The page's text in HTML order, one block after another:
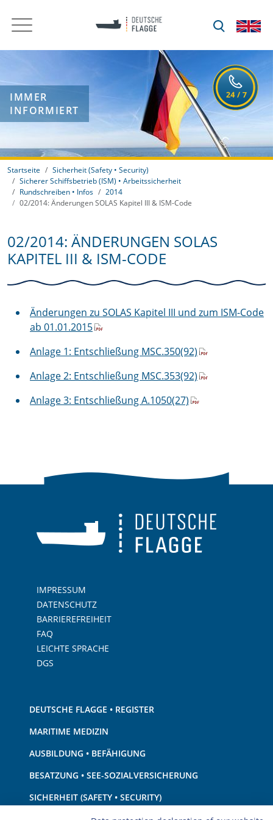
IMMER
INFORMIERT
Startseite
Sicherheit (Safety • Security)
Sicherer Schiffsbetrieb (ISM) • Arbeitssicherheit
Rundschreiben • Infos
2014
02/2014: Änderungen SOLAS Kapitel III & ISM-Code
02/2014: ÄNDERUNGEN SOLAS
KAPITEL III & ISM-CODE
Änderungen zu SOLAS Kapitel III und zum ISM-Code
ab 01.01.2015
Anlage 1: Entschließung MSC.350(92)
Anlage 2: Entschließung MSC.353(92)
Anlage 3: Entschließung A.1050(27)
IMPRESSUM
DATENSCHUTZ
BARRIEREFREIHEIT
FAQ
LEICHTE SPRACHE
DGS
DEUTSCHE FLAGGE • REGISTER
MARITIME MEDIZIN
AUSBILDUNG • BEFÄHIGUNG
BESATZUNG • SEE-SOZIALVERSICHERUNG
SICHERHEIT (SAFETY • SECURITY)